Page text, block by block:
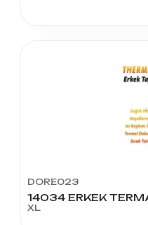
DORE023
14034 ERKEK
XL